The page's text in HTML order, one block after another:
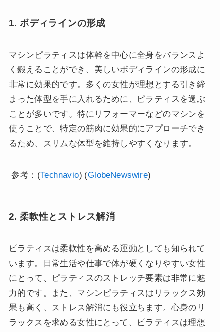
1. ボディラインの形成
マシンピラティスは体幹を中心に全身をバランスよ
く鍛えることができ、美しいボディラインの形成に
非常に効果的です。多くの女性が理想とする引き締
まった体型を手に入れるために、ピラティスを選ぶ
ことが多いです。特にリフォーマーなどのマシンを
使うことで、特定の筋肉に効果的にアプローチでき
るため、スリムな体型を維持しやすくなります。
​ 参考：(Technavio)​​ (GlobeNewswire)​
2. 柔軟性とストレス解消
ピラティスは柔軟性を高める運動としても知られて
います。日常生活や仕事で体が硬くなりやすい女性
にとって、ピラティスのストレッチ要素は非常に魅
力的です。また、マシンピラティスはリラックス効
果も高く、ストレス解消にも役立ちます。心身のリ
ラックスを求める女性にとって、ピラティスは理想